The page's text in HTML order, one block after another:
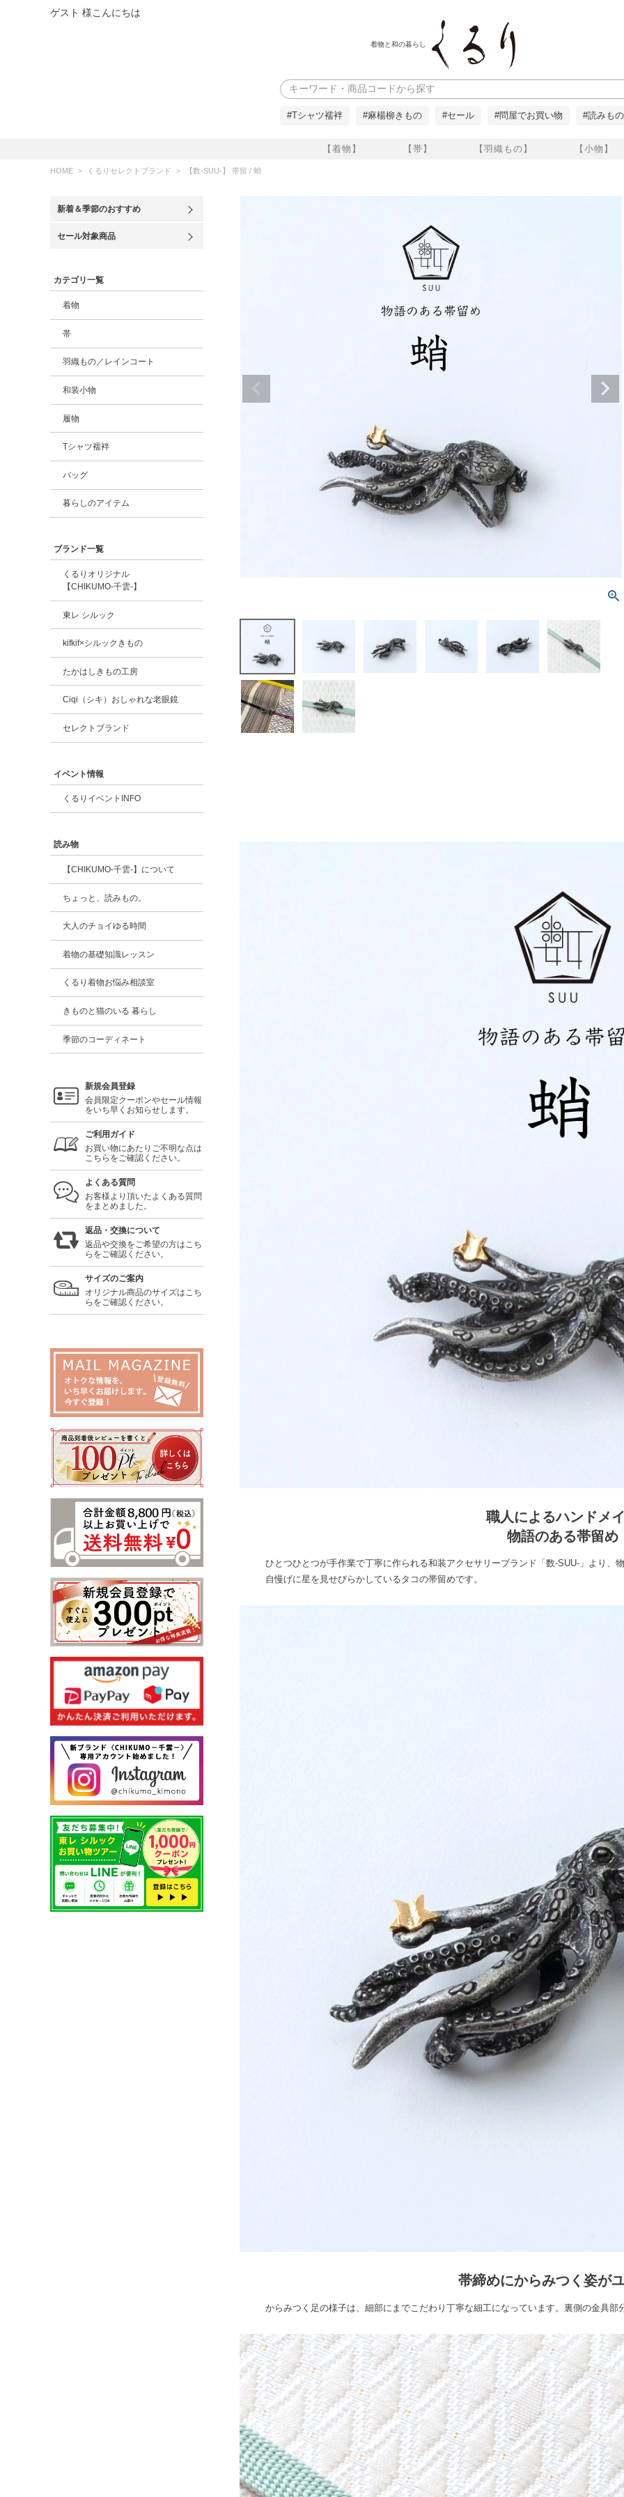
ゲスト 様こんにちは
着物と和の暮らし
【着物】 【帯】 【羽織もの】 【小物】
検索
#Tシャツ襦袢 #麻楊柳きもの #セール #問屋でお買い物 #読みもの
HOME くるりセレクトブランド 【数-SUU-】 帯留 / 蛸
新着＆季節のおすすめ
セール対象商品
カテゴリ一覧
着物
帯
羽織もの／レインコート
和装小物
履物
Tシャツ襦袢
バッグ
暮らしのアイテム
ブランド一覧
くるりオリジナル
【CHIKUMO-千雲-】
東レ シルック
kifkif×シルックきもの
たかはしきもの工房
Ciqi（シキ）おしゃれな老眼鏡
セレクトブランド
イベント情報
くるりイベントINFO
読み物
【CHIKUMO-千雲-】について
ちょっと、読みもの。
大人のチョイゆる時間
着物の基礎知識レッスン
くるり着物お悩み相談室
きものと猫のいる 暮らし
季節のコーディネート
新規会員登録
会員限定クーポンやセール情報
をいち早くお知らせします。
ご利用ガイド
お買い物にあたりご不明な点は
こちらをご確認ください。
よくある質問
お客様より頂いたよくある質問
をまとめました。
返品・交換について
返品や交換をご希望の方はこち
らをご確認ください。
サイズのご案内
オリジナル商品のサイズはこち
らをご確認ください。
職人によるハンドメ
物語のある帯留め
ひとつひとつが手作業で丁寧に作られる和装アクセサリーブランド「数-SUU-」より、
自慢げに星を見せびらかしているタコの帯留めです。
帯締めにからみつく姿が
からみつく足の様子は、細部にまでこだわり丁寧な細工になっています。裏側の金具部